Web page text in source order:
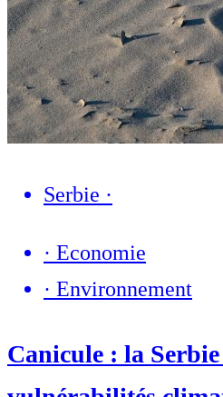
Serbie ·
· Economie
· Environnement
Canicule : la Serbie